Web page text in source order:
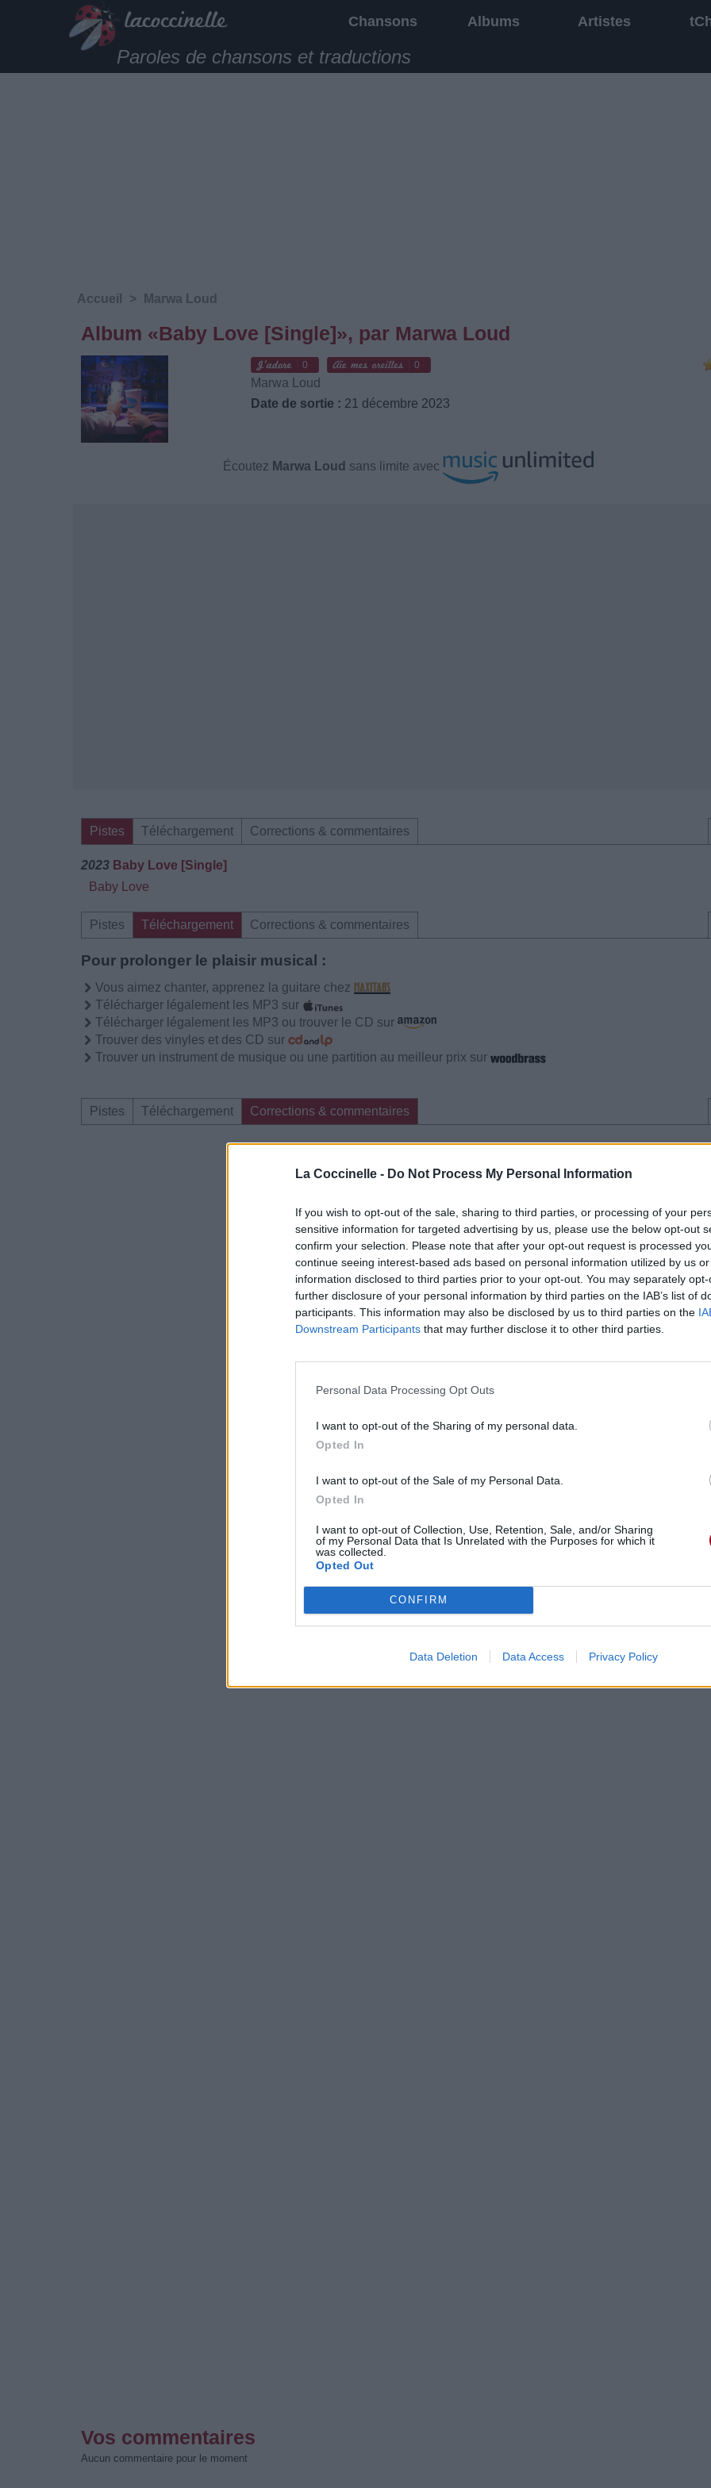
La Coccinelle - Do Not Process My Personal Information
If you wish to opt-out of the sale, sharing to third parties, or processing of your
sensitive information for targeted advertising by us, please use the below opt-out
confirm your selection. Please note that after your opt-out request is processed
continue seeing interest-based ads based on personal information utilized by us
information disclosed to third parties prior to your opt-out. You may separately
further disclosure of your personal information by third parties on the IAB’s list of
participants. This information may also be disclosed by us to third parties on the
Downstream Participants that may further disclose it to other third parties.
Personal Data Processing Opt Outs
I want to opt-out of the Sharing of my personal data.
Opted In
I want to opt-out of the Sale of my Personal Data.
Opted In
I want to opt-out of Collection, Use, Retention, Sale, and/or Sharing
of my Personal Data that Is Unrelated with the Purposes for which it
was collected.
Opted Out
CONFIRM
Data Deletion Data Access Privacy Policy
Chansons Albums Artistes
Paroles de chansons et traductions
Accueil > Marwa Loud
Album «Baby Love [Single]», par Marwa Loud
0 0
Marwa Loud
Date de sortie : 21 décembre 2023
Écoutez Marwa Loud sans limite avec
Pistes Téléchargement Corrections & commentaires
2023 Baby Love [Single]
Baby Love
Pistes Téléchargement Corrections & commentaires
Pour prolonger le plaisir musical :
Vous aimez chanter, apprenez la guitare chez
Télécharger légalement les MP3 sur
Télécharger légalement les MP3 ou trouver le CD sur
Trouver des vinyles et des CD sur
Trouver un instrument de musique ou une partition au meilleur prix sur
Pistes Téléchargement Corrections & commentaires
Vos commentaires
Aucun commentaire pour le moment